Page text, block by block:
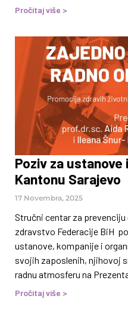
rukovodioce službi i
na unapređenju zdravlja
razvoja boljeg radnog
bio je upoznati učesnike i
zaštite zdravlja zaposlenih
preventivnih programa
Pročitaj više >
Poziv za ustanove
Kantonu Sarajevo
17 Novembra, 2025
Stručni centar za
zdravstvo Federacije BiH
ustanove, kompanije i
svojih zaposlenih, njihovoj
radnu atmosferu na
projekta Zajedno za zdravo
Pročitaj više >